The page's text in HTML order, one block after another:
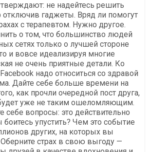
не надейтесь решить
отключив гаджеты. Вряд ли помогут
с терапевтом. Нужно другое.
о том, что большинство людей
сетях только о лучшей стороне
и вовсе идеализируя многие
не очень приятные детали. Ко
надо относиться со здравой
Дайте себе больше времени на
как прочли очередной пост друга,
уже не таким ошеломляющим.
себе вопросы: это действительно
упустить? Чем это событие
других, на которых вы
Оберните страх в свою выгоду —